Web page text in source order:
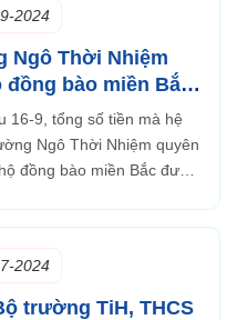
lòng dành cho miền núi và
2024
Ngô Thời Nhiệm
đồng bào miền Bắc
tỉ đồng
16-9, tổng số tiền mà hệ
Ngô Thời Nhiệm quyên
đồng bào miền Bắc được
2024
trường TiH, THCS